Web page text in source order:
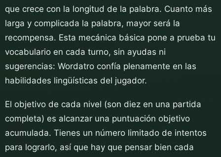
que crece con la longitud de la palabra. Cuanto más
larga y complicada la palabra, mayor será la
recompensa. Esta mecánica básica pone a prueba tu
vocabulario en cada turno, sin ayudas ni
sugerencias: Wordatro confía plenamente en las
habilidades lingüísticas del jugador.
El objetivo de cada nivel (son diez en una partida
completa) es alcanzar una puntuación objetivo
acumulada. Tienes un número limitado de intentos
para lograrlo, así que hay que pensar bien cada